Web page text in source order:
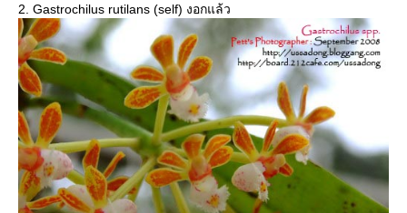
2. Gastrochilus rutilans (self) งอกแล้ว